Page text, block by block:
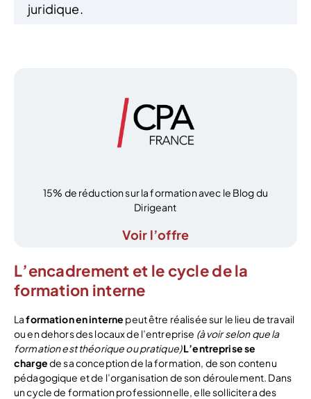
juridique.
15% de réduction sur la formation avec le Blog du
Dirigeant
Voir l’offre
L’encadrement et le cycle de la
formation interne
Laformation en interne peut être réalisée sur le lieu de travail
ou en dehors des locaux de l’entreprise (à voir selon que la
formation est théorique ou pratique)L’entreprise se
chargede sa conception de la formation, de son contenu
pédagogique et de l’organisation de son déroulement. Dans
un cycle de formation professionnelle, elle sollicitera des